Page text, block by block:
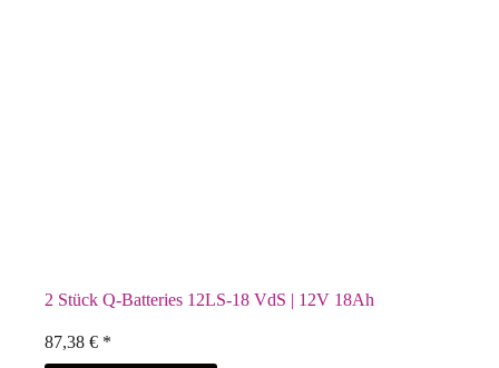
2 Stück Q-Batteries 12LS-18 VdS | 12V 18Ah
87,38 € *